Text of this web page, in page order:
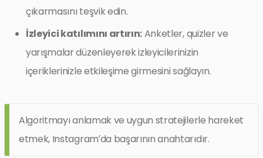
çıkarmasını teşvik edin.
İzleyici katılımını artırın:Anketler, quizler ve
yarışmalar düzenleyerek izleyicilerinizin
içeriklerinizle etkileşime girmesini sağlayın.
Algoritmayı anlamak ve uygun stratejilerle hareket
etmek, Instagram’da başarının anahtarıdır.